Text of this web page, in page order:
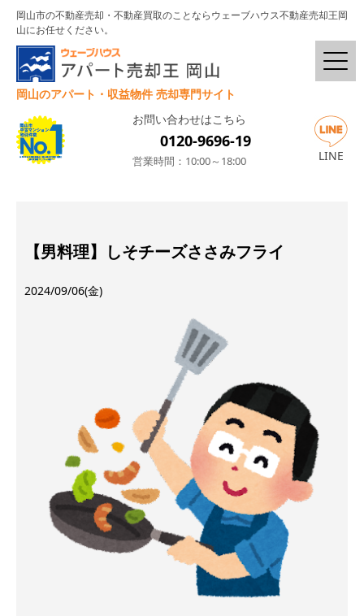
岡山市の不動産売却・不動産買取のことならウェーブハウス不動産売却王岡
山にお任せください。
岡山のアパート・収益物件 売却専門サイト
お問い合わせはこちら
0120-9696-19
営業時間：10:00～18:00 LINE
【男料理】しそチーズささみフライ
2024/09/06(金)